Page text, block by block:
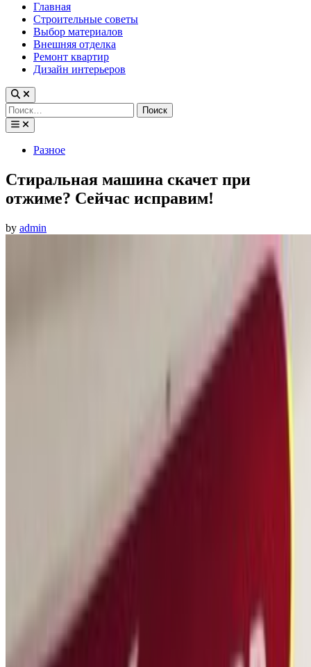
Главная
Строительные советы
Выбор материалов
Внешняя отделка
Ремонт квартир
Дизайн интерьеров
Найти:
PostedРазное
Стиральная машина скачет при
отжиме? Сейчас исправим!
by admin